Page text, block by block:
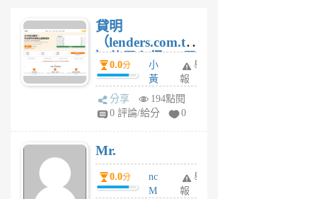
貸明
（lenders.com.tw
）使用心得 — 民
間貸款比較平台
體驗
0.0分
小
黃
蜂
1
舉
報
分享
194點閱
0 評論/給分
0
Mr.
0.0分
nc
M
舉
報